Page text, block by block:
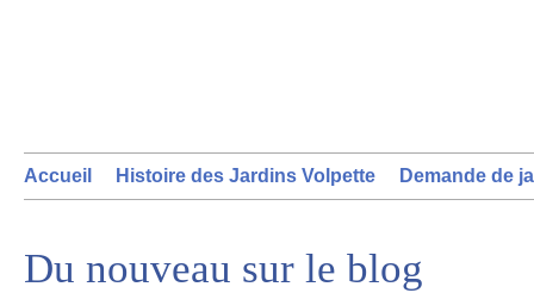
Accueil Histoire des Jardins Volpette Demande de
Du nouveau sur le blog